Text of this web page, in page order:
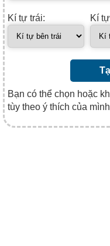
Kí tự trái: Kí
Bạn có thể chọn hoặc
tùy theo ý thích của